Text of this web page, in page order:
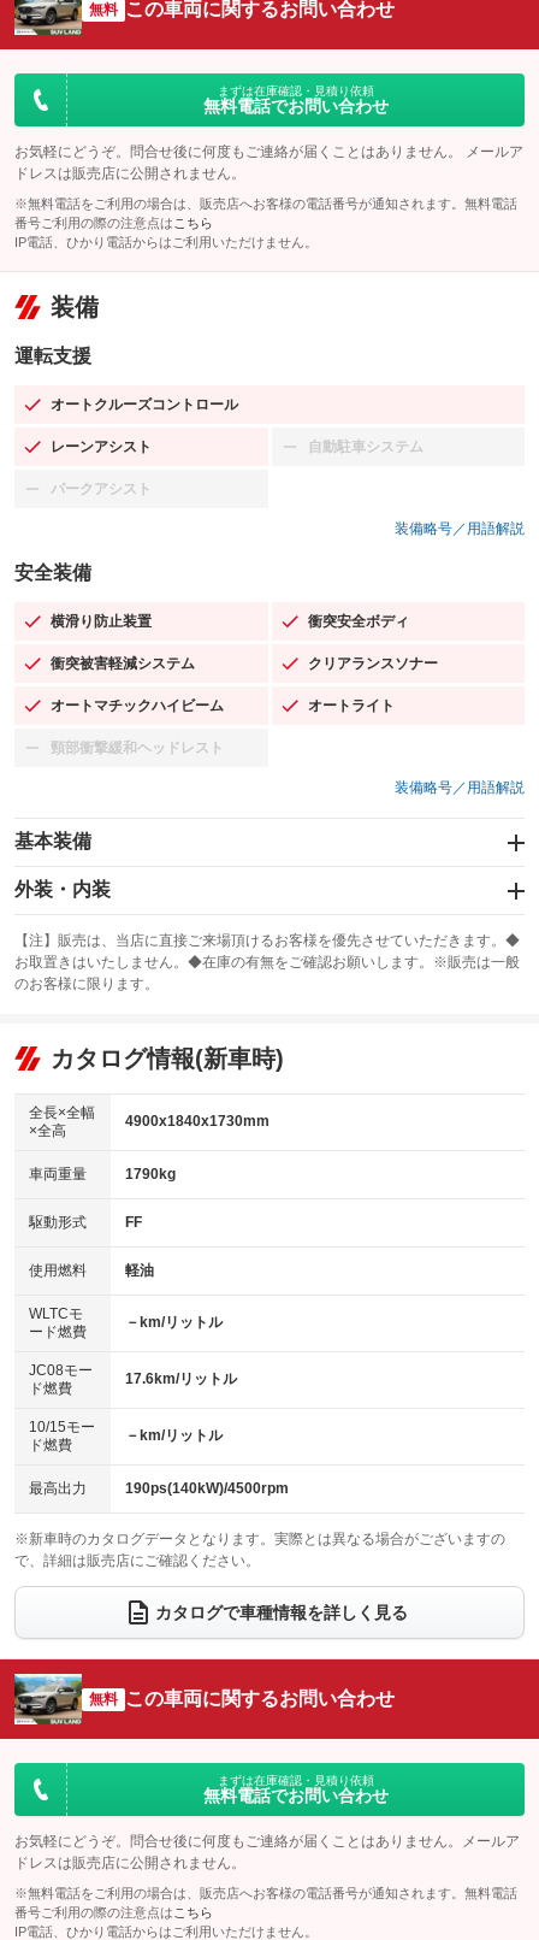
無料 この車両に関するお問い合わせ
まずは在庫確認・見積り依頼
無料電話でお問い合わせ
お気軽にどうぞ。問合せ後に何度もご連絡が届くことはありません。 メールア
ドレスは販売店に公開されません。
※無料電話をご利用の場合は、販売店へお客様の電話番号が通知されます。無料電話
番号ご利用の際の注意点は こちら
IP電話、ひかり電話からはご利用いただけません。
装備
運転支援
オートクルーズコントロール
：装備あり
レーンアシスト
：装備あり 自動駐車システム
：装備なし
パークアシスト
：装備なし
装備略号／用語解説
安全装備
横滑り防止装置
：装備あり 衝突安全ボディ
：装備あり
衝突被害軽減システム
：装備あり クリアランスソナー
：装備あり
オートマチックハイビーム
：装備あり オートライト
：装備あり
頸部衝撃緩和ヘッドレスト
：装備なし
装備略号／用語解説
基本装備
エアバッグ：運転席/助手席/サイド
：装備あり
：装備なし
サンルーフ
：装備なし ABS
リフトアップ
：装備なし
：装備なし
パワーウィンドウ
アイドリングストップ
：装備あり
USB入力端子
：装備あり
100V電源
：装備なし
センターデフロック
：装備なし
電動格納ミラー
：装備あり
外装・内装
カーナビ：SDナビ
：装備あり
TV：フルセグ
：装備あり
ビジュアル：-／DVD再生
：装備あり
アルミホイール：17インチ
：装備あり
HID(キセノンライト)
バックカメラ
エアロ
：装備なし
ローダウン
：装備なし
ベンチシート
：装備なし
チップアップシート
：装備なし
電動格納サードシート
：装備なし シートヒーター
：装備なし
ウォークスルー
電動リアゲート フロントカメラ
：装備なし
シートエアコン
：装備なし 全周囲カメラ
：装備なし
サイドカメラ
：装備なし ルーフレール
：装備なし
エアサスペンション ヘッドライトウォッシャー
【注】販売は、当店に直接ご来場頂けるお客様を優先させていただきます。◆
お取置きはいたしません。◆在庫の有無をご確認お願いします。※販売は一般
のお客様に限ります。
カタログ情報(新車時)
全長×全幅
×全高
4900x1840x1730mm
車両重量 1790kg
駆動形式 FF
使用燃料 軽油
WLTCモ
ード燃費
－km/リットル
JC08モー
ド燃費
17.6km/リットル
10/15モー
ド燃費
－km/リットル
最高出力 190ps(140kW)/4500rpm
※新車時のカタログデータとなります。実際とは異なる場合がございますの
で、詳細は販売店にご確認ください。
カタログで車種情報を詳しく見る
無料 この車両に関するお問い合わせ
まずは在庫確認・見積り依頼
無料電話でお問い合わせ
お気軽にどうぞ。問合せ後に何度もご連絡が届くことはありません。メールア
ドレスは販売店に公開されません。
※無料電話をご利用の場合は、販売店へお客様の電話番号が通知されます。無料電話
番号ご利用の際の注意点は こちら
IP電話、ひかり電話からはご利用いただけません。